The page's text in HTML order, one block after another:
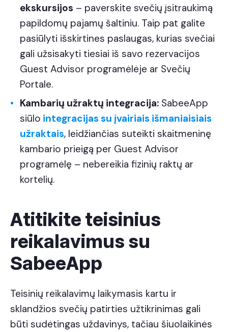
ekskursijos – paverskite svečių įsitraukimą
papildomų pajamų šaltiniu. Taip pat galite
pasiūlyti išskirtines paslaugas, kurias svečiai
gali užsisakyti tiesiai iš savo rezervacijos
Guest Advisor programėlėje ar Svečių
Portale.
Kambarių užraktų integracija: SabeeApp
siūlo integracijas su įvairiais išmaniaisiais
užraktais, leidžiančias suteikti skaitmeninę
kambario prieigą per Guest Advisor
programėlę – nebereikia fizinių raktų ar
kortelių.
Atitikite teisinius
reikalavimus su
SabeeApp
Teisinių reikalavimų laikymasis kartu ir
sklandžios svečių patirties užtikrinimas gali
būti sudėtingas uždavinys, tačiau šiuolaikinės